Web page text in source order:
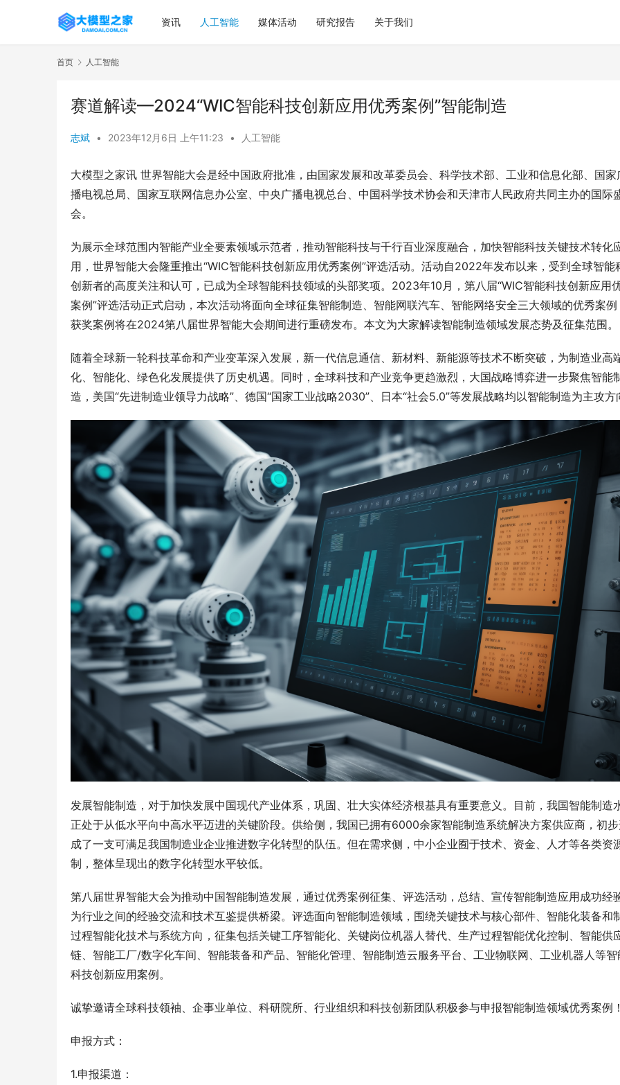
资讯 人工智能 媒体活动 研究报告 关于我们
首页 人工智能
赛道解读—2024“WIC智能科技创新应用优秀案例”智能制造
志斌 • 2023年12月6日 上午11:23 • 人工智能
大模型之家讯 世界智能大会是经中国政府批准，由国家发展和改革委员会、科学技术部、工业和信息化部、国家
播电视总局、国家互联网信息办公室、中央广播电视总台、中国科学技术协会和天津市人民政府共同主办的国际
会。
为展示全球范围内智能产业全要素领域示范者，推动智能科技与千行百业深度融合，加快智能科技关键技术转化
用，世界智能大会隆重推出“WIC智能科技创新应用优秀案例”评选活动。活动自2022年发布以来，受到全球智能
创新者的高度关注和认可，已成为全球智能科技领域的头部奖项。2023年10月，第八届“WIC智能科技创新应用
案例”评选活动正式启动，本次活动将面向全球征集智能制造、智能网联汽车、智能网络安全三大领域的优秀案例
获奖案例将在2024第八届世界智能大会期间进行重磅发布。本文为大家解读智能制造领域发展态势及征集范围。
随着全球新一轮科技革命和产业变革深入发展，新一代信息通信、新材料、新能源等技术不断突破，为制造业高
化、智能化、绿色化发展提供了历史机遇。同时，全球科技和产业竞争更趋激烈，大国战略博弈进一步聚焦智能
造，美国“先进制造业领导力战略”、德国“国家工业战略2030”、日本“社会5.0”等发展战略均以智能制造为主攻方
发展智能制造，对于加快发展中国现代产业体系，巩固、壮大实体经济根基具有重要意义。目前，我国智能制造
正处于从低水平向中高水平迈进的关键阶段。供给侧，我国已拥有6000余家智能制造系统解决方案供应商，初
成了一支可满足我国制造业企业推进数字化转型的队伍。但在需求侧，中小企业囿于技术、资金、人才等各类资
制，整体呈现出的数字化转型水平较低。
第八届世界智能大会为推动中国智能制造发展，通过优秀案例征集、评选活动，总结、宣传智能制造应用成功经
为行业之间的经验交流和技术互鉴提供桥梁。评选面向智能制造领域，围绕关键技术与核心部件、智能化装备和
过程智能化技术与系统方向，征集包括关键工序智能化、关键岗位机器人替代、生产过程智能优化控制、智能供
链、智能工厂/数字化车间、智能装备和产品、智能化管理、智能制造云服务平台、工业物联网、工业机器人等智
科技创新应用案例。
诚挚邀请全球科技领袖、企事业单位、科研院所、行业组织和科技创新团队积极参与申报智能制造领域优秀案例
申报方式：
1.申报渠道：